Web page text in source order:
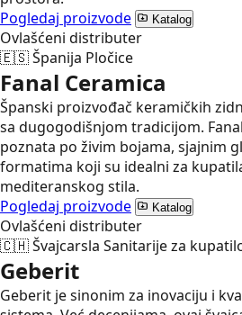
Pogledaj proizvode
Katalog
Ovlašćeni distributer
🇪🇸Španija Pločice
Fanal Ceramica
Španski proizvođač keramičkih
sa dugogodišnjom tradicijom.
poznata po živim bojama, sjajnim
formatima koji su idealni za
mediteranskog stila.
Pogledaj proizvode
Katalog
Ovlašćeni distributer
🇨🇭Švajcarsla Sanitarije za
Geberit
Geberit je sinonim za inovaciju i